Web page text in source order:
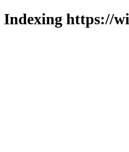
Indexing https://